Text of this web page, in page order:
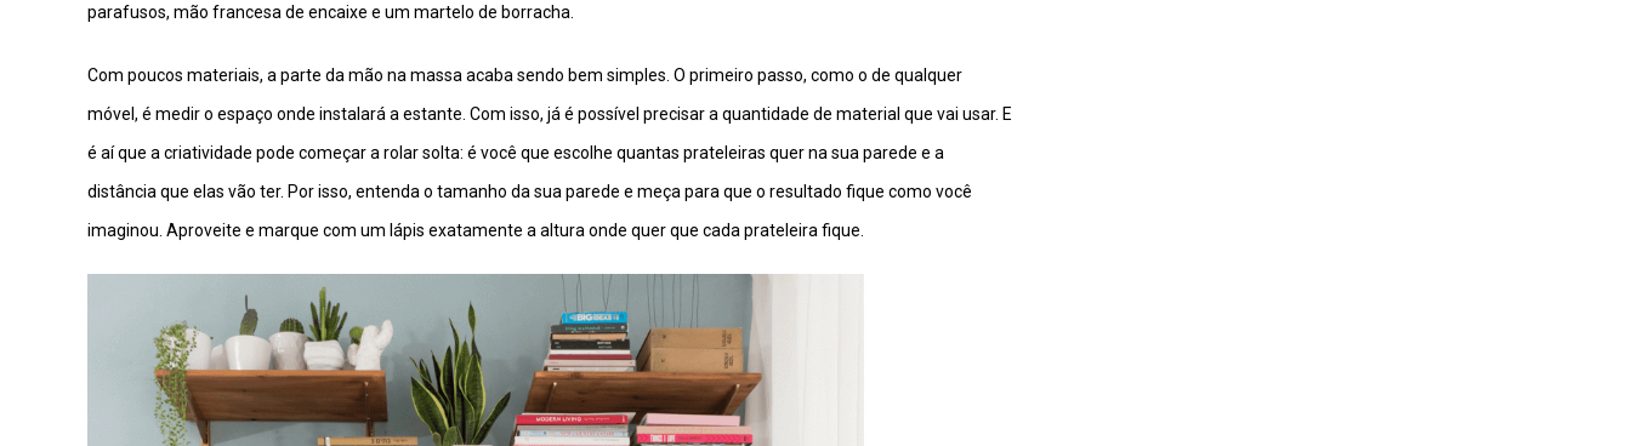
parafusos, mão francesa de encaixe e um martelo de borracha.
Com poucos materiais, a parte da mão na massa acaba sendo bem simples. O primeiro passo, como o de qualquer
móvel, é medir o espaço onde instalará a estante. Com isso, já é possível precisar a quantidade de material que vai usar. E
é aí que a criatividade pode começar a rolar solta: é você que escolhe quantas prateleiras quer na sua parede e a
distância que elas vão ter. Por isso, entenda o tamanho da sua parede e meça para que o resultado fique como você
imaginou. Aproveite e marque com um lápis exatamente a altura onde quer que cada prateleira fique.